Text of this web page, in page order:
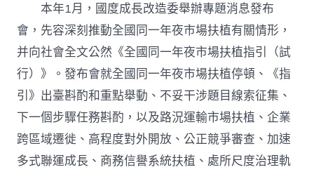
本年1月，國度成長改造委舉辦專題消息發布
會，先容深刻推動全國同一年夜市場扶植有關情形，
并向社會全文公然《全國同一年夜市場扶植指引（試
行）》。發布會就全國同一年夜市場扶植停頓、《指
引》出臺斟酌和重點舉動、不妥干涉題目線索征集、
下一個步驟任務斟酌，以及路況運輸市場扶植、企業
跨區域遷徙、高程度對外開放、公正競爭審查、加速
多式聯運成長、商務信譽系統扶植、處所尺度治理軌